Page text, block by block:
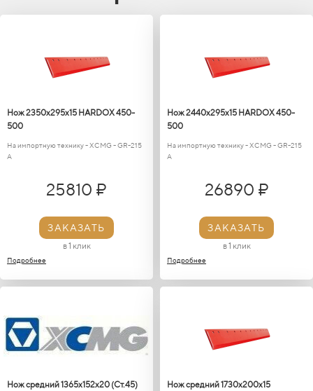
Нож 2350х295х15 HARDOX 450-
500
На импортную технику - XCMG - GR-215
A
25810 ₽
ЗАКАЗАТЬ
в 1 клик
Подробнее
Нож 2440х295х15 HARDOX 450-
500
На импортную технику - XCMG - GR-215
A
26890 ₽
ЗАКАЗАТЬ
в 1 клик
Подробнее
Нож средний 1365x152x20 (Ст.45)
Нож средний 1730х200х15